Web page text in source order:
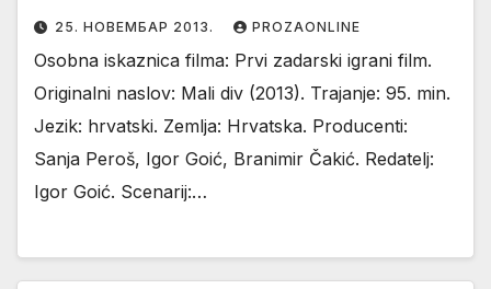
25. НОВЕМБАР 2013. PROZAONLINE
Osobna iskaznica filma: Prvi zadarski igrani film.
Originalni naslov: Mali div (2013). Trajanje: 95. min.
Jezik: hrvatski. Zemlja: Hrvatska. Producenti:
Sanja Peroš, Igor Goić, Branimir Čakić. Redatelj:
Igor Goić. Scenarij:…